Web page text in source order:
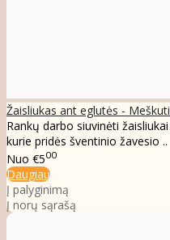
Žaisliukas ant eglutės -
Rankų darbo siuvinėti
kurie pridės šventinio žavesio ..
Nuo €500
Daugiau
Į palyginimą
Į norų sąrašą